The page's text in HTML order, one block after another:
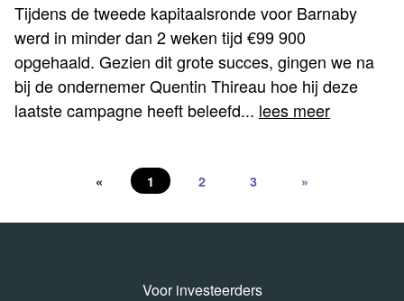
Tijdens de tweede kapitaalsronde voor Barnaby
werd in minder dan 2 weken tijd €99 900
opgehaald. Gezien dit grote succes, gingen we na
bij de ondernemer Quentin Thireau hoe hij deze
laatste campagne heeft beleefd... lees meer
« 1 2 3 »
Voor investeerders